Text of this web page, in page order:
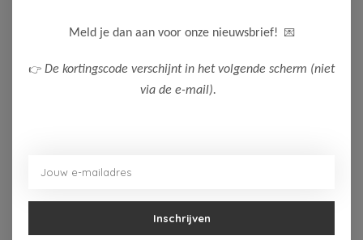
Neem contact op
Meld je dan aan voor onze nieuwsbrief! 💌
👉 De kortingscode verschijnt in het volgende scherm (niet
via de e-mail).
Inschrijven